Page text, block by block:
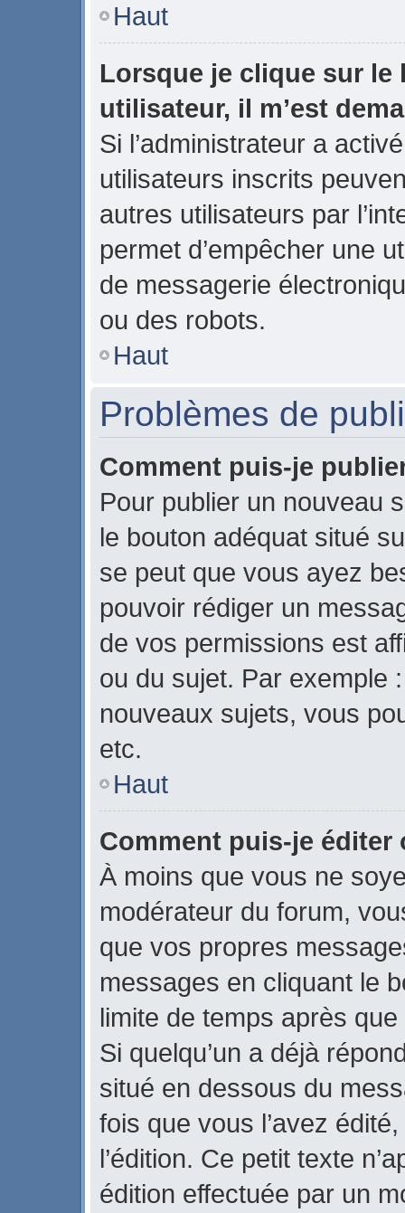
Haut
Lorsque je clique sur le
utilisateur, il m’est
Si l’administrateur a
utilisateurs inscrits
autres utilisateurs par
permet d’empêcher une
de messagerie
ou des robots.
Haut
Problèmes de
Comment puis-je
Pour publier un nouveau
le bouton adéquat situé
se peut que vous ayez
pouvoir rédiger un
de vos permissions est
ou du sujet. Par exemple
nouveaux sujets, vous
etc.
Haut
Comment puis-je éditer
À moins que vous ne
modérateur du forum,
que vos propres
messages en cliquant le
limite de temps après
Si quelqu’un a déjà
situé en dessous du
fois que vous l’avez
l’édition. Ce petit texte
édition effectuée par un